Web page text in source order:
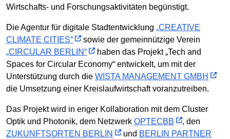
Wirtschafts- und Forschungsaktivitäten begünstigt.
Die Agentur für digitale Stadtentwicklung „CREATIVE
CLIMATE CITIES“
sowie der gemeinnützige Verein
„CIRCULAR BERLIN“
haben das Projekt „Tech and
Spaces for Circular Economy“ entwickelt, um mit der
Unterstützung durch die WISTA MANAGEMENT GMBH
die Umsetzung einer Kreislaufwirtschaft voranzutreiben.
Das Projekt wird in enger Kollaboration mit dem Cluster
Optik und Photonik, dem Netzwerk OPTECBB
, den
ZUKUNFTSORTEN BERLIN
und BERLIN PARTNER